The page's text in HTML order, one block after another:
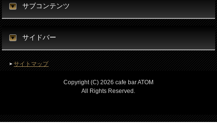
サブコンテンツ
サイドバー
サイトマップ
Copyright (C) 2026 cafe bar ATOM
All Rights Reserved.